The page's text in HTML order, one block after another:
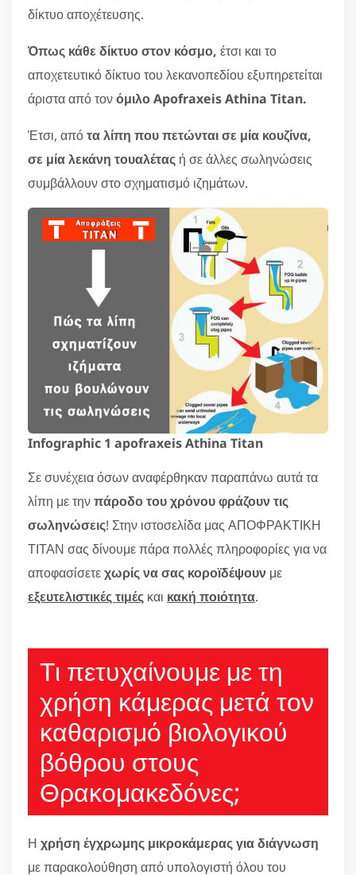
δίκτυο αποχέτευσης.
Όπως κάθε δίκτυο στον κόσμο, έτσι και το
αποχετευτικό δίκτυο του λεκανοπεδίου εξυπηρετείται
άριστα από τονόμιλο Apofraxeis Athina Titan.
Έτσι, απότα λίπη που πετώνται σε μία κουζίνα,
σε μία λεκάνη τουαλέτας ή σε άλλες σωληνώσεις
συμβάλλουν στο σχηματισμό ιζημάτων.
Infographic 1 apofraxeis Athina Titan
Σε συνέχεια όσων αναφέρθηκαν παραπάνω αυτά τα
λίπη με τηνπάροδο του χρόνου φράζουν τις
σωληνώσεις! Στην ιστοσελίδα μας ΑΠΟΦΡΑΚΤΙΚΗ
ΤΙΤΑΝ σας δίνουμε πάρα πολλές πληροφορίες για να
αποφασίσετεχωρίς να σας κοροϊδέψουν με
εξευτελιστικές τιμές και κακή ποιότητα.
Τι πετυχαίνουμε με τη
χρήση κάμερας μετά τον
καθαρισμό βιολογικού
βόθρου στους
Θρακομακεδόνες;
Η χρήση έγχρωμης μικροκάμερας για διάγνωση
με παρακολούθηση από υπολογιστή όλου του